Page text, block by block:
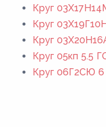
Круг
Круг
Круг
Круг 05кп 5.5
Круг 06Г2СЮ